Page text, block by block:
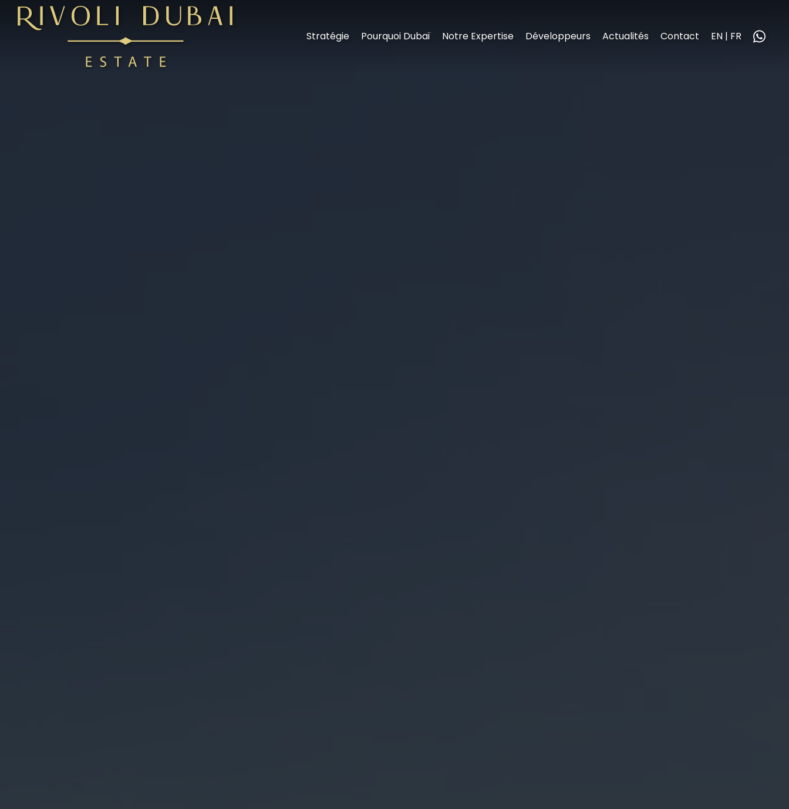
Stratégie Pourquoi Dubaï Notre Expertise Développeurs Actualités Contact EN | FR